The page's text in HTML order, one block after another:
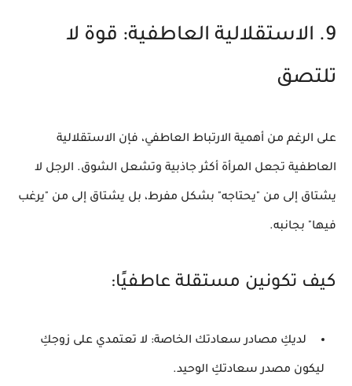
9. الاستقلالية العاطفية: قوة لا
تلتصق
على الرغم من أهمية الارتباط العاطفي، فإن الاستقلالية
العاطفية تجعل المرأة أكثر جاذبية وتشعل الشوق. الرجل لا
يشتاق إلى من "يحتاجه" بشكل مفرط، بل يشتاق إلى من "يرغب
فيها" بجانبه.
كيف تكونين مستقلة عاطفيًا:
لديكِ مصادر سعادتك الخاصة: لا تعتمدي على زوجكِ
ليكون مصدر سعادتكِ الوحيد.